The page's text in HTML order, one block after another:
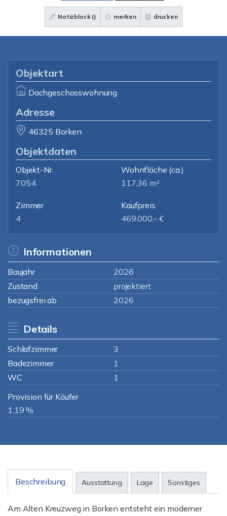
Notizblock () merken drucken
Objektart
Dachgeschosswohnung
Adresse
46325 Borken
Objektdaten
Objekt-Nr.
7054
Wohnfläche (ca.)
117,36 m²
Zimmer
4
Kaufpreis
469.000,- €
Informationen
Baujahr
2026
Zustand
projektiert
bezugsfrei ab
2026
Details
Schlafzimmer
3
Badezimmer
1
WC
1
Provision für Käufer
1,19 %
Beschreibung Ausstattung Lage Sonstiges
Am Alten Kreuzweg in Borken entsteht ein moderner